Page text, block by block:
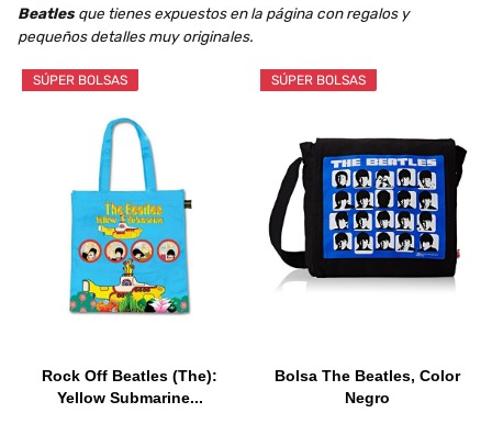
Beatles que tienes expuestos en la página con regalos y
pequeños detalles muy originales.
SÚPER BOLSAS
Rock Off Beatles (The):
Yellow Submarine...
SÚPER BOLSAS
Bolsa The Beatles, Color
Negro